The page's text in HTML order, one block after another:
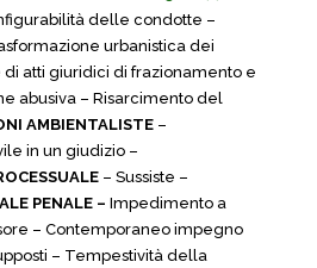
delle condotte –
urbanistica dei
atti giuridici di frazionamento e
abusiva – Risarcimento del
AMBIENTALISTE –
in un giudizio –
– Sussiste –
PENALE – Impedimento a
– Contemporaneo impegno
– Tempestività della